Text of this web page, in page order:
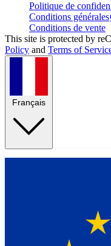
Politique de
Conditions générales
Conditions de vente
This site is protected by
Policy and Terms of
Français